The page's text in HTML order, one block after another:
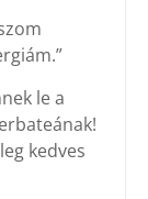
le a
kedves